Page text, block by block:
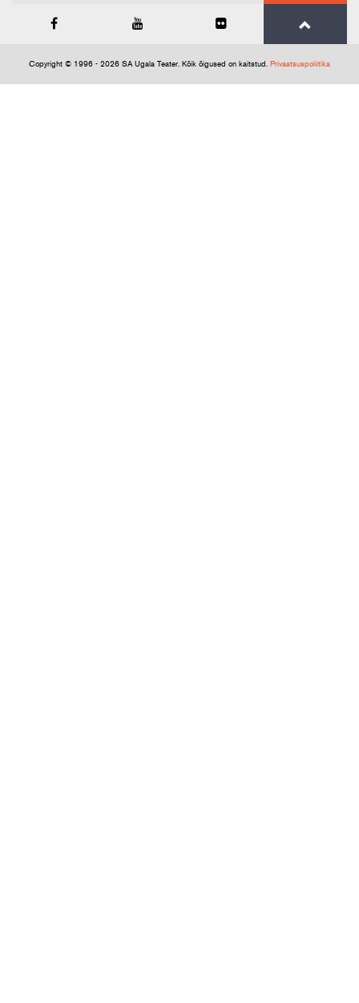
Copyright © 1996 - 2026 SA Ugala Teater. Kõik õigused on kaitstud. Privaatsuspoliitika